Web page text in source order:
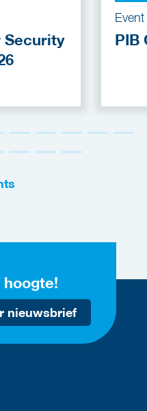
Security
Event
PIB
nieuwsbrief